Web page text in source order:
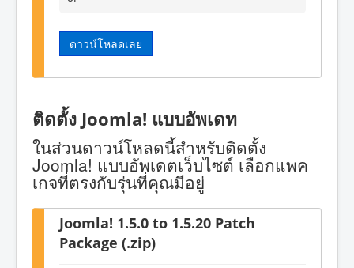
ดาวน์โหลดเลย
ติดตั้ง Joomla! แบบอัพเดท
ในส่วนดาวน์โหลดนี้สำหรับติดตั้ง
Joomla! แบบอัพเดตเว็บไซต์ เลือกแพค
เกจที่ตรงกับรุ่นที่คุณมีอยู่
Joomla! 1.5.0 to 1.5.20 Patch
Package (.zip)